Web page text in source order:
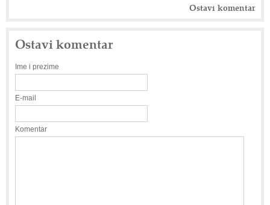
Ostavi komentar
Ostavi komentar
Ime i prezime
E-mail
Komentar